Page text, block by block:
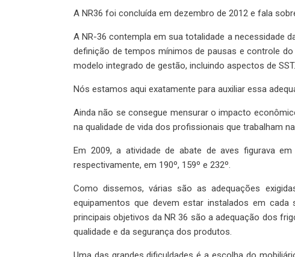
A NR36 foi concluída em dezembro de 2012 e fala
A NR-36 contempla em sua totalidade a necessidade
definição de tempos mínimos de pausas e controle
modelo integrado de gestão, incluindo aspectos de SST.
Nós estamos aqui exatamente para auxiliar essa
Ainda não se consegue mensurar o impacto
na qualidade de vida dos profissionais que trabalham
Em 2009, a atividade de abate de aves figurava
respectivamente, em 190º, 159º e 232º.
Como dissemos, várias são as adequações
equipamentos que devem estar instalados em
principais objetivos da NR 36 são a adequação dos
qualidade e da segurança dos produtos.